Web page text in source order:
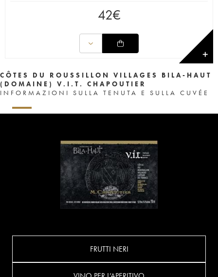
42€
✕
CÔTES DU ROUSSILLON VILLAGES BILA-HAUT
(DOMAINE) V.I.T. CHAPOUTIER
INFORMAZIONI SULLA TENUTA E SULLA CUVÉE
FRUTTI NERI